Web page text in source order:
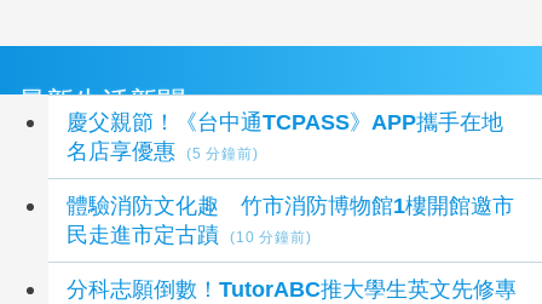
最新生活新聞
慶父親節！《台中通TCPASS》APP攜手在地
名店享優惠
(5 分鐘前)
體驗消防文化趣 竹市消防博物館1樓開館邀市
民走進市定古蹟
(10 分鐘前)
分科志願倒數！TutorABC推大學生英文先修專